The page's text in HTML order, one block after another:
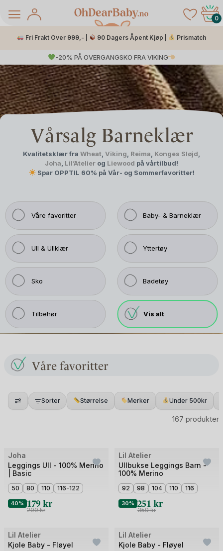
0
Fri Frakt Over 999,- | 90 Dagers Åpent Kjøp | Prismatch
-20% PÅ OVERGANGSKO FRA VIKING
Vårsalg Barneklær
Kvalitetsklær fra Wheat Viking Reima Konges Sløjd
Joha Lil’Atelier og Liewood på vårtilbud!
Spar OPPTIL 60% på Vår- og Sommerfavoritter!
Vis alt
Våre favoritter Baby- & Barneklær
Ull & Ullklær Yttertøy
Sko Badetøy
Tilbehør
Våre favoritter
Sorter Størrelse Merker Under 500kr
167 produkter
Outlet
Bilde
av
Joha
Leggings Ull - 100% Merino
| Basic
50 80 110 116-122
40% 179 kr
299kr
Outlet
Bilde
av
4
Lil Atelier
Ullbukse Leggings Barn -
100% Merino
92 98 104 110 116
30% 251 kr
359kr
Outlet
Bilde
Lil Atelier
Kjole Baby - Fløyel
Outlet
Bilde
Lil Atelier
Kjole Baby - Fløyel